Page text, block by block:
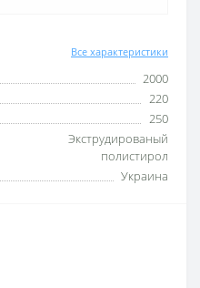
Все характеристики
2000
220
250
Экструдированый
полистирол
Украина